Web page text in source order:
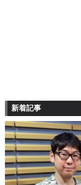
新着記事